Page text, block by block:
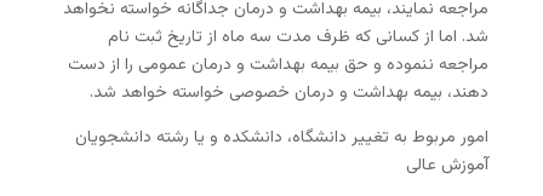
مراجعه نمایند، بیمه بهداشت و درمان جداگانه خواسته نخواهد
شد. اما از کسانی که ظرف مدت سه ماه از تاریخ ثبت نام
مراجعه ننموده و حق بیمه بهداشت و درمان عمومی را از دست
دهند، بیمه بهداشت و درمان خصوصی خواسته خواهد شد.
امور مربوط به تغییر دانشگاه، دانشکده و یا رشته دانشجویان
آموزش عالی